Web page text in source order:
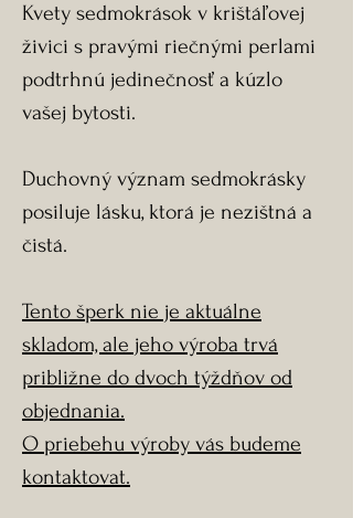
Kvety sedmokrások v krištáľovej
živici s pravými riečnými perlami
podtrhnú jedinečnosť a kúzlo
vašej bytosti.
Duchovný význam sedmokrásky
posiluje lásku, ktorá je nezištná a
čistá.
Tento šperk nie je aktuálne
skladom, ale jeho výroba trvá
približne do dvoch týždňov od
objednania.
O priebehu výroby vás budeme
kontaktovat.